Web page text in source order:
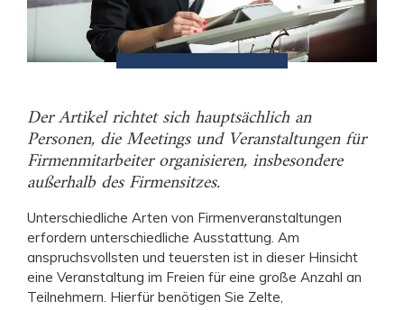
Der Artikel richtet sich hauptsächlich an
Personen, die Meetings und Veranstaltungen für
Firmenmitarbeiter organisieren, insbesondere
außerhalb des Firmensitzes.
Unterschiedliche Arten von Firmenveranstaltungen
erfordern unterschiedliche Ausstattung. Am
anspruchsvollsten und teuersten ist in dieser Hinsicht
eine Veranstaltung im Freien für eine große Anzahl an
Teilnehmern. Hierfür benötigen Sie Zelte,